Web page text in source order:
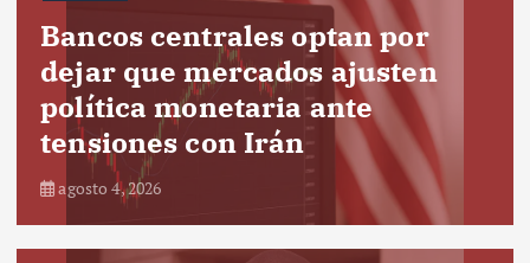
Bancos centrales optan por
dejar que mercados ajusten
política monetaria ante
tensiones con Irán
agosto 4, 2026